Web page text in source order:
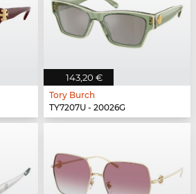
143,20 €
Tory Burch
TY7207U - 20026G